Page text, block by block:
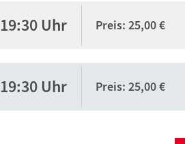
19:30 Uhr Preis: 25,00 €
19:30 Uhr Preis: 25,00 €